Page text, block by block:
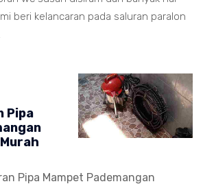
beri kelancaran pada saluran paralon
Pipa
Pipa Mampet Pademangan